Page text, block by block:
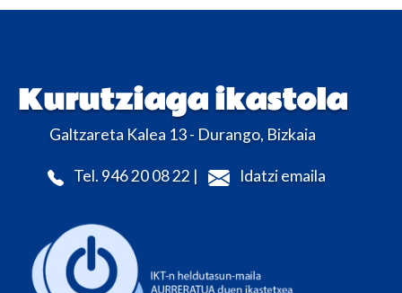
Kurutziaga ikastola
Galtzareta Kalea 13 - Durango, Bizkaia
Tel. 946 20 08 22 | Idatzi emaila